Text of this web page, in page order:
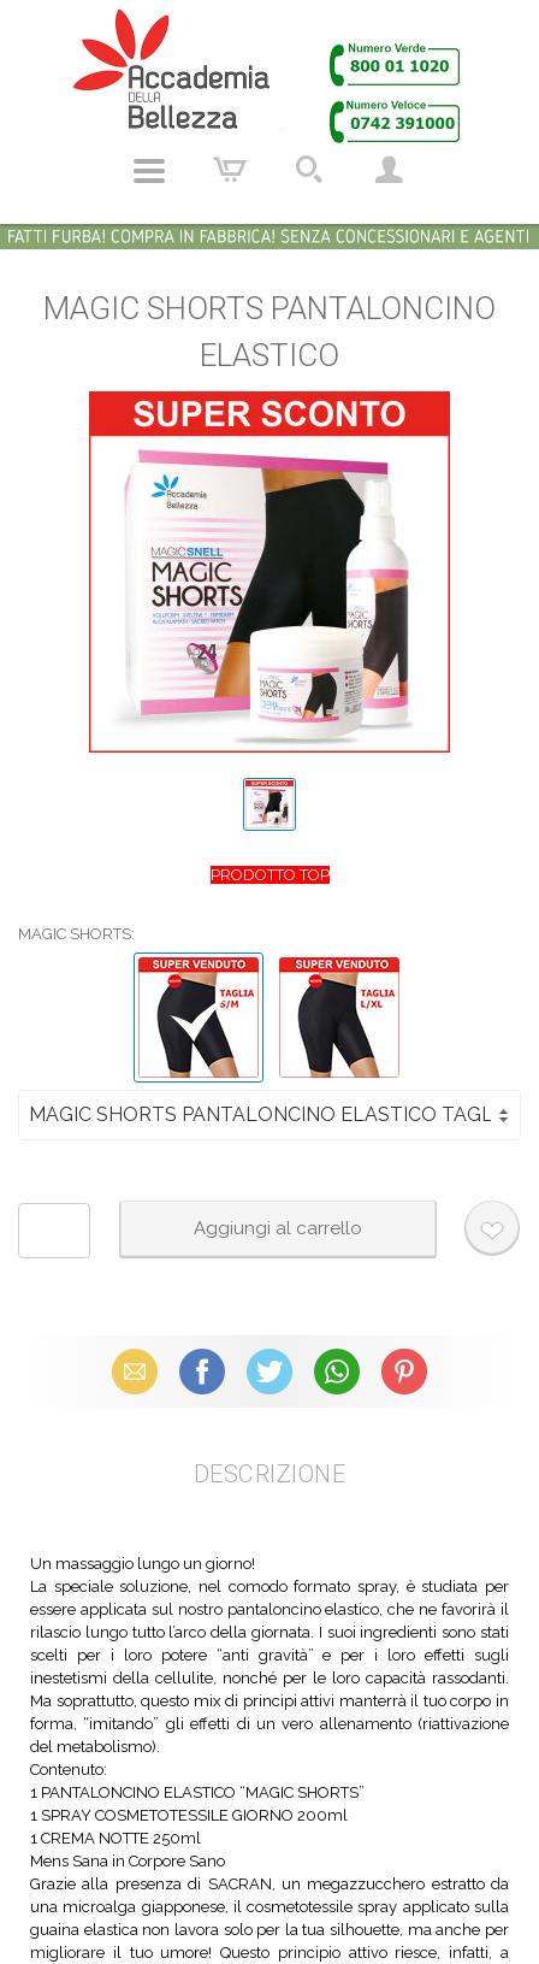
MAGIC SHORTS PANTALONCINO
ELASTICO
PRODOTTO TOP
MAGIC SHORTS:
Email Facebook X (Twitter) WhatsAppPinterest
DESCRIZIONE
Un massaggio lungo un giorno!
La speciale soluzione, nel comodo formato spray, è studiata per
essere applicata sul nostro pantaloncino elastico, che ne favorirà il
rilascio lungo tutto l’arco della giornata. I suoi ingredienti sono stati
scelti per i loro potere “anti gravità” e per i loro effetti sugli
inestetismi della cellulite, nonché per le loro capacità rassodanti.
Ma soprattutto, questo mix di principi attivi manterrà il tuo corpo in
forma, “imitando” gli effetti di un vero allenamento (riattivazione
del metabolismo).
Contenuto:
1 PANTALONCINO ELASTICO “MAGIC SHORTS”
1 SPRAY COSMETOTESSILE GIORNO 200ml
1 CREMA NOTTE 250ml
Mens Sana in Corpore Sano
Grazie alla presenza di SACRAN, un megazzucchero estratto da
una microalga giapponese, il cosmetotessile spray applicato sulla
guaina elastica non lavora solo per la tua silhouette, ma anche per
migliorare il tuo umore! Questo principio attivo riesce, infatti, a